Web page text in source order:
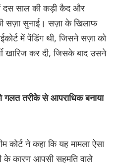
दस साल की कड़ी कैद और
सज़ा सुनाई। सज़ा के खिलाफ
में पेंडिंग थी, जिसने सज़ा को
खारिज कर दी, जिसके बाद उसने
गलत तरीके से आपराधिक बनाया
ने कहा कि यह मामला ऐसा
के कारण आपसी सहमति वाले